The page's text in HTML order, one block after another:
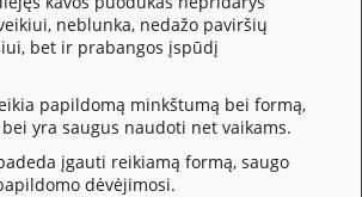
neblunka, nedažo paviršių
bet ir prabangos įspūdį
papildomą minkštumą bei formą,
yra saugus naudoti net vaikams.
įgauti reikiamą formą, saugo
dėvėjimosi.